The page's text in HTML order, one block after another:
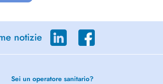
notizie
Sei un operatore sanitario?